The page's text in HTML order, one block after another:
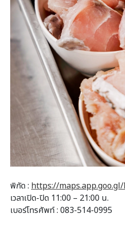
พิกัด : https://maps.app.goo.gl/
เวลาเปิด-ปิด 11:00 – 21:00 น.
เบอร์โทรศัพท์ : 083-514-0995